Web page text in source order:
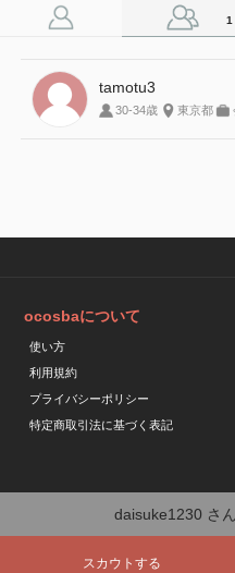
1
tamotu3
30-34歳 東京都
daisuke1230 さ
スカウトする
ocosbaについて
使い方
利用規約
プライバシーポリシー
特定商取引法に基づく表記
Copyright ©